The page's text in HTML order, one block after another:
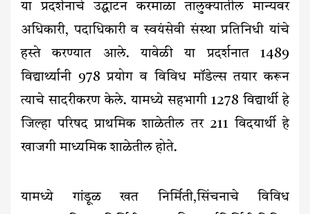
या प्रदर्शनाचे उद्घाटन करमाळा तालुक्यातील मान्यवर
अधिकारी, पदाधिकारी व स्वयंसेवी संस्था प्रतिनिधी यांचे
हस्ते करण्यात आले. यावेळी या प्रदर्शनात 1489
विद्यार्थ्यानी 978 प्रयोग व विविध मॉडेल्स तयार करून
त्याचे सादरीकरण केले. यामध्ये सहभागी 1278 विद्यार्थी हे
जिल्हा परिषद प्राथमिक शाळेतील तर 211 विदयार्थी हे
खाजगी माध्यमिक शाळेतील होते.
यामध्ये गांडूळ खत निर्मिती,सिंचनाचे विविध